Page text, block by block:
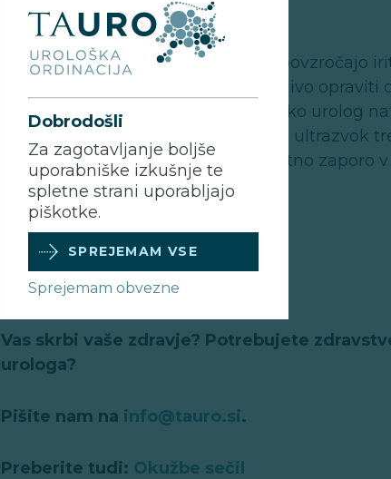
Spoštovani,
invazivni posegi na prostati lahko povzročajo
Preden se določi vzrok, je priporočljivo
preiskavo sečnega mehurja, da lahko urolog
Prav tako svetujem analizo urina in ultrazvok
po uriniranju, da izključimo morebitno zaporo
mehurja.
Lepo vas pozdravljam!
Ljubo Breskvar, dr. med.
Vas skrbi vaše zdravje? Potrebujete
urologa?
Pišite nam na info@tauro.si.
Preberite tudi: Okužbe sečil
Dobrodošli
Za zagotavljanje boljše
uporabniške izkušnje te
spletne strani uporabljajo
piškotke.
SPREJEMAM VSE
Sprejemam obvezne